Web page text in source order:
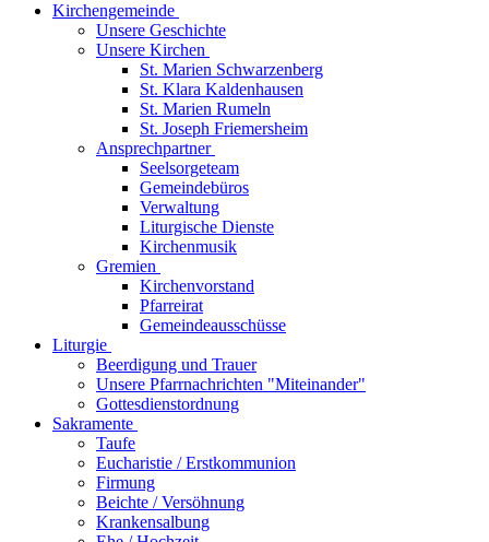
Kirchengemeinde
Unsere Geschichte
Unsere Kirchen
St. Marien Schwarzenberg
St. Klara Kaldenhausen
St. Marien Rumeln
St. Joseph Friemersheim
Ansprechpartner
Seelsorgeteam
Gemeindebüros
Verwaltung
Liturgische Dienste
Kirchenmusik
Gremien
Kirchenvorstand
Pfarreirat
Gemeindeausschüsse
Liturgie
Beerdigung und Trauer
Unsere Pfarrnachrichten "Miteinander"
Gottesdienstordnung
Sakramente
Taufe
Eucharistie / Erstkommunion
Firmung
Beichte / Versöhnung
Krankensalbung